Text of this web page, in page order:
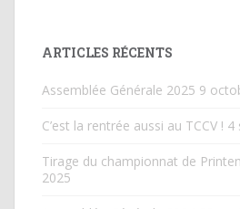
ARTICLES RÉCENTS
Assemblée Générale 2025 9
C’est la rentrée aussi au TCCV ! 4
Tirage du championnat de
2025